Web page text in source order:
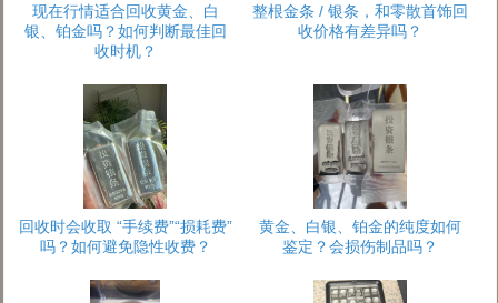
现在行情适合回收黄金、白
银、铂金吗？如何判断最佳回
收时机？
整根金条 / 银条，和零散首饰回
收价格有差异吗？
回收时会收取 “手续费”“损耗费”
吗？如何避免隐性收费？
黄金、白银、铂金的纯度如何
鉴定？会损伤制品吗？